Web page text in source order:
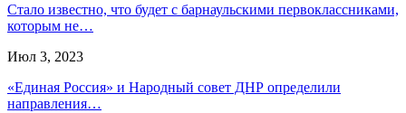
Стало известно, что будет с барнаульскими первоклассниками,
которым не…
Июл 3, 2023
«Единая Россия» и Народный совет ДНР определили
направления…